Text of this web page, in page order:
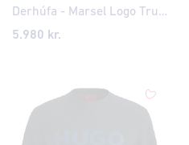
Derhúfa - Marsel Logo Trucker
5.980 kr.